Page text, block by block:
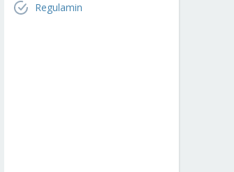
Regulamin